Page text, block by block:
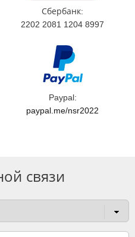
Сбербанк:
2202 2081 1204 8997
Paypal:
paypal.me/nsr2022
связи